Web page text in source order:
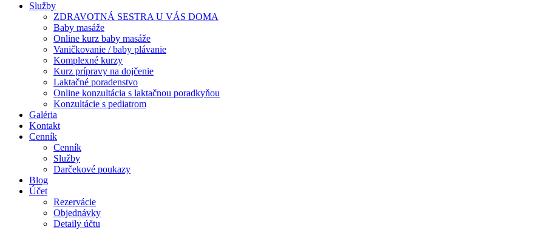
Služby
ZDRAVOTNÁ SESTRA U VÁS DOMA
Baby masáže
Online kurz baby masáže
Vaničkovanie / baby plávanie
Komplexné kurzy
Kurz prípravy na dojčenie
Laktačné poradenstvo
Online konzultácia s laktačnou poradkyňou
Konzultácie s pediatrom
Galéria
Kontakt
Cenník
Cenník
Služby
Darčekové poukazy
Blog
Účet
Rezervácie
Objednávky
Detaily účtu